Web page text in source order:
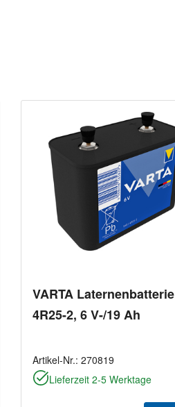
VARTA Laternenbatterie
4R25-2, 6 V-/19 Ah
Artikel-Nr.: 270819
Lieferzeit 2-5 Werktage